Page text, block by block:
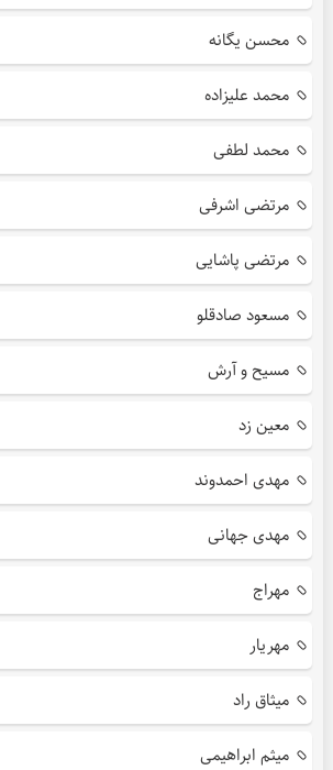
محسن یگانه
محمد علیزاده
محمد لطفی
مرتضی اشرفی
مرتضی پاشایی
مسعود صادقلو
مسیح و آرش
معین زد
مهدی احمدوند
مهدی جهانی
مهراج
مهریار
میثاق راد
میثم ابراهیمی